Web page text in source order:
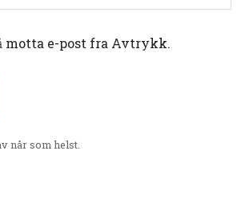
motta e-post fra Avtrykk.
når som helst.